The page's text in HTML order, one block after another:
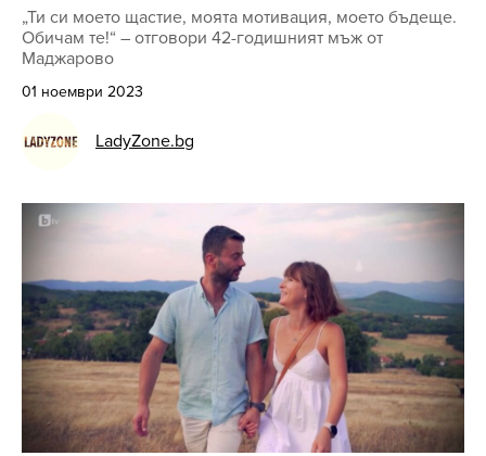
„Ти си моето щастие, моята мотивация, моето бъдеще.
Обичам те!“ – отговори 42-годишният мъж от
Маджарово
01 ноември 2023
LadyZone.bg